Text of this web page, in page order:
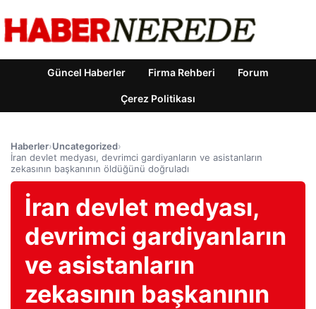
Güncel Haberler Firma Rehberi Forum
Çerez Politikası
Haberler›Uncategorized›
İran devlet medyası, devrimci gardiyanların ve asistanların
zekasının başkanının öldüğünü doğruladı
İran devlet medyası,
devrimci gardiyanların
ve asistanların
zekasının başkanının